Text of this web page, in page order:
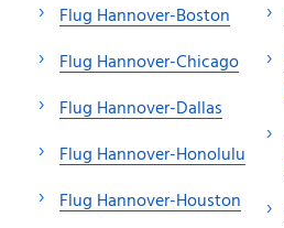
Flug Hannover-Boston
Flug Hannover-Chicago
Flug Hannover-Dallas
Flug Hannover-Honolulu
Flug Hannover-Houston